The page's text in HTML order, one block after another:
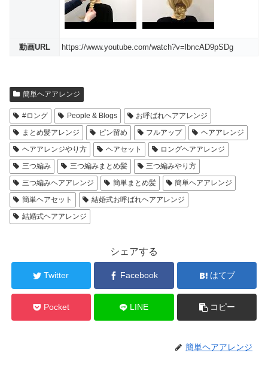
動画URL https://www.youtube.com/watch?v=lbncAD9pSDg
簡単ヘアアレンジ
#ロング People & Blogs
お呼ばれヘアアレンジ
まとめ髪アレンジ
ピン留め フルアップ
ヘアアレンジ
ヘアアレンジやり方
ヘアセット
ロングヘアアレンジ
三つ編み
三つ編みまとめ髪
三つ編みやり方
三つ編みヘアアレンジ
簡単まとめ髪
簡単ヘアアレンジ
簡単ヘアセット
結婚式お呼ばれヘアアレンジ
結婚式ヘアアレンジ
シェアする
Twitter Facebook はてブ
Pocket LINE コピー
簡単ヘアアレンジ